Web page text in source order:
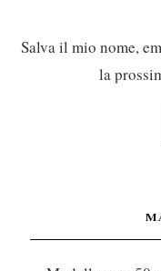
Salva il mio nome,
la